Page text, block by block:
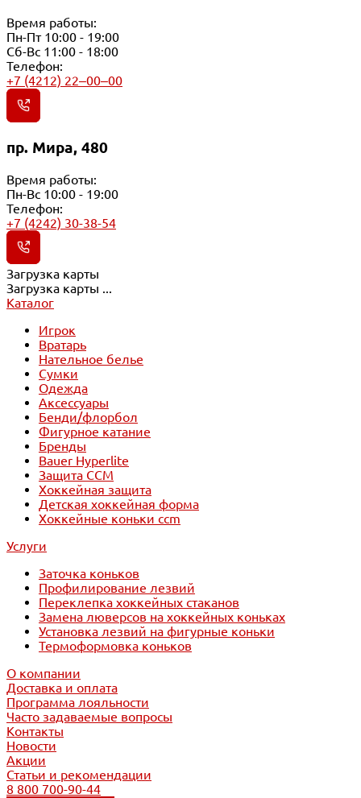
Время работы:
Пн-Пт 10:00 - 19:00
Сб-Вс 11:00 - 18:00
Телефон:
+7 (4212) 22‒00‒00
пр. Мира, 480
Время работы:
Пн-Вс 10:00 - 19:00
Телефон:
+7 (4242) 30-38-54
Загрузка карты
Загрузка карты ...
Каталог
Игрок
Вратарь
Нательное белье
Сумки
Одежда
Аксессуары
Бенди/флорбол
Фигурное катание
Бренды
Bauer Hyperlite
Защита CCM
Хоккейная защита
Детская хоккейная форма
Хоккейные коньки ccm
Услуги
Заточка коньков
Профилирование лезвий
Переклепка хоккейных стаканов
Замена люверсов на хоккейных коньках
Установка лезвий на фигурные коньки
Термоформовка коньков
О компании
Доставка и оплата
Программа лояльности
Часто задаваемые вопросы
Контакты
Новости
Акции
Статьи и рекомендации
8 800 700-90-44